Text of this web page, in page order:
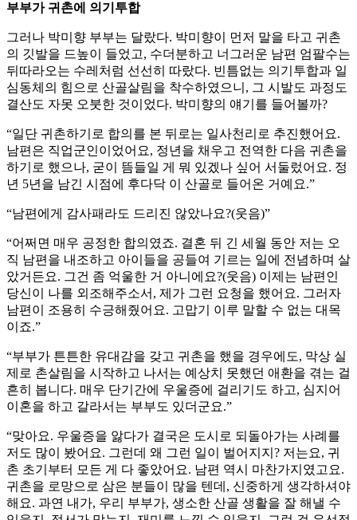
부부가 귀촌에 의기투합
그러나 박미향 부부는 달랐다. 박미향이 먼저 말을 타고 귀촌
의 깃발을 드높이 들었고, 수더분하고 너그러운 남편 엄팔수는
뒤따라오는 수레처럼 선선히 따랐다. 빈틈없는 의기투합과 일
심동체의 힘으로 산골살림을 착수하였으니, 그 시발도 과정도
결산도 자못 오붓한 것이었다. 박미향의 얘기를 들어볼까?
“일단 귀촌하기로 합의를 본 뒤로는 일사천리로 추진했어요.
남편은 직업군인이었어요, 정년을 채우고 전역한 다음 귀촌을
하기로 했으나, 굳이 뜸들일 게 뭐 있겠나 싶어 서둘렀어요. 정
년 5년을 남긴 시점에 후다닥 이 산골로 들어온 거예요.”
“남편에게 감사패라도 드리진 않았나요?(웃음)”
“어쩌면 매우 공정한 합의였죠. 결혼 뒤 긴 세월 동안 저는 오
직 남편을 내조하고 아이들을 공들여 기르는 일에 전념하며 살
았거든요. 그건 좀 억울한 거 아니에요?(웃음) 이제는 남편인
당신이 나를 외조해주소서, 제가 그런 요청을 했어요. 그러자
남편이 조용히 수긍해줬어요. 고맙기 이루 말할 수 없는 대목
이죠.”
“부부가 튼튼한 유대감을 갖고 귀촌을 했을 경우에도, 막상 실
제로 촌살림을 시작하고 나서는 예상치 못했던 애환을 겪는 걸
흔히 봅니다. 매우 단기간에 우울증에 걸리기도 하고, 심지어
이혼을 하고 갈라서는 부부도 있더군요.”
“맞아요. 우울증을 앓다가 결국은 도시로 되돌아가는 사례를
저도 많이 봤어요. 그런데 왜 그런 일이 벌어지지? 저는요, 귀
촌 초기부터 모든 게 다 좋았어요. 남편 역시 마찬가지였고요.
귀촌을 로망으로 삼은 분들이 많을 텐데, 신중하게 생각하셔야
해요. 과연 내가, 우리 부부가, 생소한 산골 생활을 잘 해낼 수